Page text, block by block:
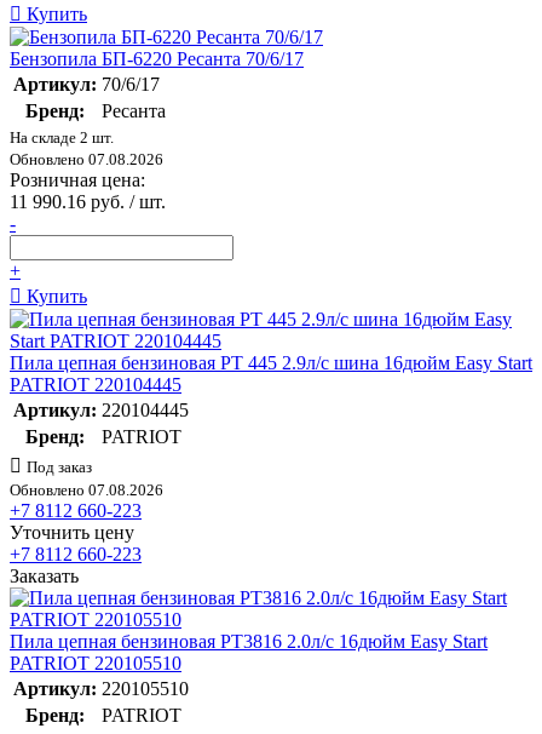
Купить
Бензопила БП-6220 Ресанта 70/6/17
Артикул: 70/6/17
Бренд:
Ресанта
На складе 2 шт.
Обновлено 07.08.2026
Розничная цена:
11 990.16 руб. / шт.
-
+
Купить
Пила цепная бензиновая PT 445 2.9л/с шина 16дюйм Easy Start
PATRIOT 220104445
Артикул: 220104445
Бренд:
PATRIOT
Под заказ
Обновлено 07.08.2026
+7 8112 660-223
Уточнить цену
+7 8112 660-223
Заказать
Пила цепная бензиновая PT3816 2.0л/с 16дюйм Easy Start
PATRIOT 220105510
Артикул: 220105510
Бренд:
PATRIOT